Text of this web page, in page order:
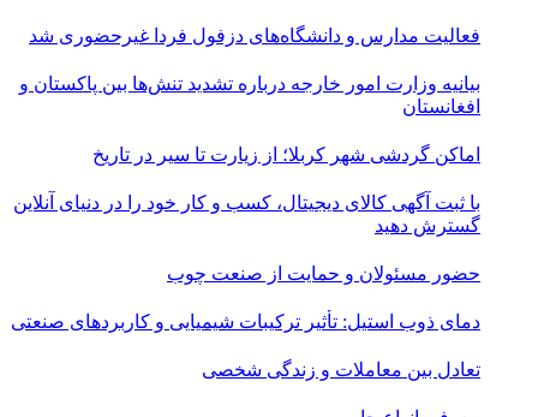
فعالیت مدارس و دانشگاه‌های دزفول فردا غیرحضوری شد
بیانیه وزارت امور خارجه درباره تشدید تنش‌ها بین پاکستان و
افغانستان
اماکن گردشی شهر کربلا؛ از زیارت تا سیر در تاریخ
با ثبت آگهی کالای دیجیتال، کسب و کار خود را در دنیای آنلاین
گسترش دهید
حضور مسئولان و حمایت از صنعت چوب
دمای ذوب استیل: تأثیر ترکیبات شیمیایی و کاربردهای صنعتی
تعادل بین معاملات و زندگی شخصی